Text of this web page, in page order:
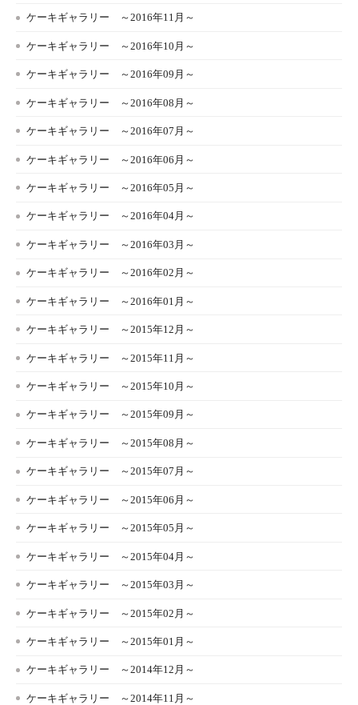
ケーキギャラリー ～2016年11月～
ケーキギャラリー ～2016年10月～
ケーキギャラリー ～2016年09月～
ケーキギャラリー ～2016年08月～
ケーキギャラリー ～2016年07月～
ケーキギャラリー ～2016年06月～
ケーキギャラリー ～2016年05月～
ケーキギャラリー ～2016年04月～
ケーキギャラリー ～2016年03月～
ケーキギャラリー ～2016年02月～
ケーキギャラリー ～2016年01月～
ケーキギャラリー ～2015年12月～
ケーキギャラリー ～2015年11月～
ケーキギャラリー ～2015年10月～
ケーキギャラリー ～2015年09月～
ケーキギャラリー ～2015年08月～
ケーキギャラリー ～2015年07月～
ケーキギャラリー ～2015年06月～
ケーキギャラリー ～2015年05月～
ケーキギャラリー ～2015年04月～
ケーキギャラリー ～2015年03月～
ケーキギャラリー ～2015年02月～
ケーキギャラリー ～2015年01月～
ケーキギャラリー ～2014年12月～
ケーキギャラリー ～2014年11月～